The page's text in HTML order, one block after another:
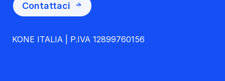
Contattaci
KONE ITALIA | P.IVA 12899760156